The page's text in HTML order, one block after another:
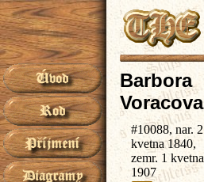
Barbora
Voracova
#10088, nar. 2
kvetna 1840,
zemr. 1 kvetna
1907